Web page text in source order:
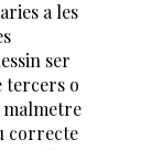
a les
ser
tercers o
malmetre
correcte